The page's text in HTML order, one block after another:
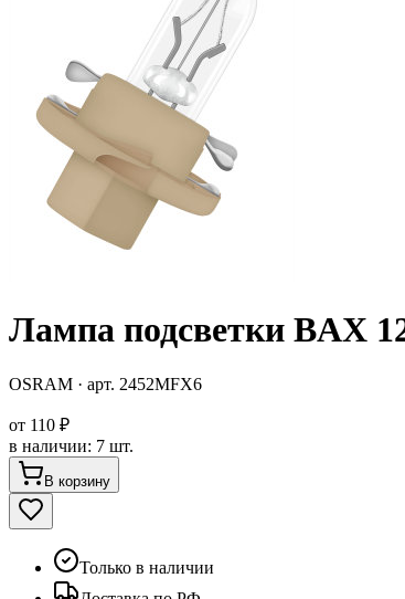
Лампа подсветки BAX
OSRAM · арт. 2452MFX6
от 110 ₽
в наличии: 7 шт.
В корзину
Только в наличии